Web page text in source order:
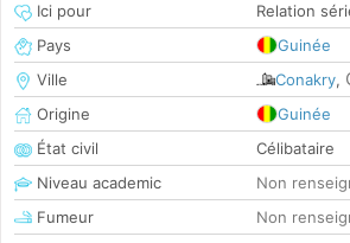
Ici pour
Relation
Pays
Guinée
Ville
Conakry,
Origine
Guinée
État civil
Célibataire
Niveau academic
Non
Fumeur
Non